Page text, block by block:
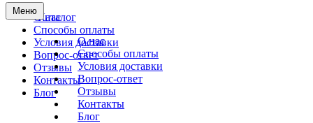
Меню
О нас
Способы оплаты
Условия доставки
Вопрос-ответ
Отзывы
Контакты
Блог
Каталог
О нас
Способы оплаты
Условия доставки
Вопрос-ответ
Отзывы
Контакты
Блог